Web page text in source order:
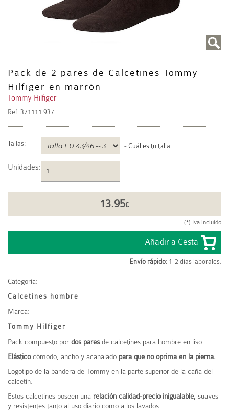
Pack de 2 pares de Calcetines Tommy
Hilfiger en marrón
Tommy Hilfiger
Ref. 371111 937
Tallas: - Cuál es tu talla
Unidades:
13.95€
(*) Iva incluido
Envío rápido: 1-2 días laborales.
Categoría:
Calcetines hombre
Marca:
Tommy Hilfiger
Pack compuesto por dos pares de calcetines para hombre en liso.
Elásticocómodo, ancho y acanalado para que no oprima en la pierna.
Logotipo de la bandera de Tommy en la parte superior de la caña del
calcetín.
Estos calcetines poseen una relación calidad-precio inigualable, suaves
y resistentes tanto al uso diario como a los lavados.